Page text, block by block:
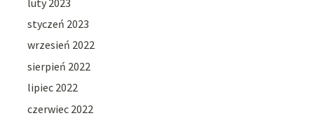
styczeń 2023
wrzesień 2022
sierpień 2022
lipiec 2022
czerwiec 2022